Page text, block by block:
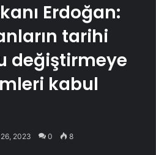
Erdoğan:
tarihi
değiştirmeye
kabul
2023 0 8